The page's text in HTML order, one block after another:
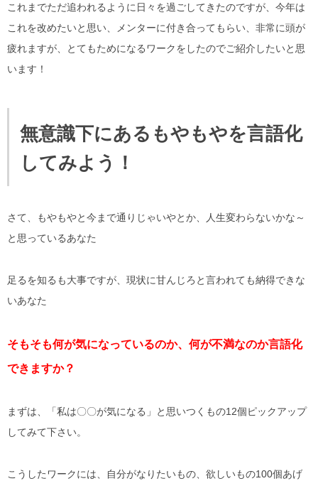
これまでただ追われるように日々を過ごしてきたのですが、今年は
これを改めたいと思い、メンターに付き合ってもらい、非常に頭が
疲れますが、とてもためになるワークをしたのでご紹介したいと思
います！
無意識下にあるもやもやを言語化
してみよう！
さて、もやもやと今まで通りじゃいやとか、人生変わらないかな～
と思っているあなた
足るを知るも大事ですが、現状に甘んじろと言われても納得できな
いあなた
そもそも何が気になっているのか、何が不満なのか言語化
できますか？
まずは、「私は〇〇が気になる」と思いつくもの12個ピックアップ
してみて下さい。
こうしたワークには、自分がなりたいもの、欲しいもの100個あげ